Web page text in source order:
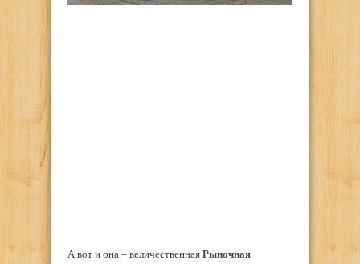
А вот и она – величественная Рыночная